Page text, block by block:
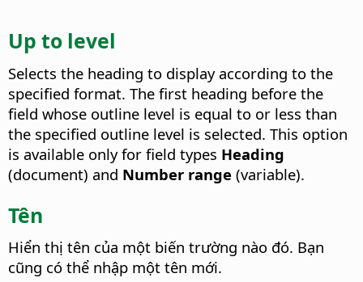
Up to level
Selects the heading to display according to the
specified format. The first heading before the
field whose outline level is equal to or less than
the specified outline level is selected. This option
is available only for field types Heading
(document) and Number range (variable).
Tên
Hiển thị tên của một biến trường nào đó. Bạn
cũng có thể nhập một tên mới.